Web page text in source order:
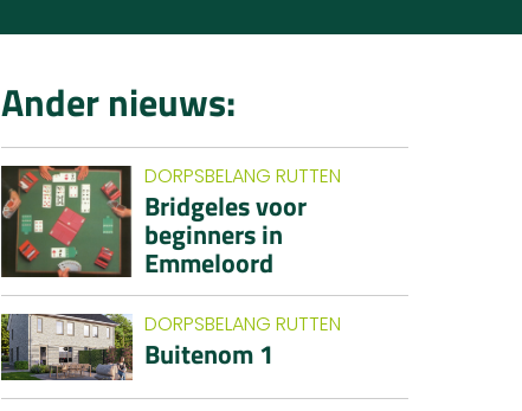
Ander nieuws:
DORPSBELANG RUTTEN
Bridgeles voor
beginners in
Emmeloord
DORPSBELANG RUTTEN
Buitenom 1